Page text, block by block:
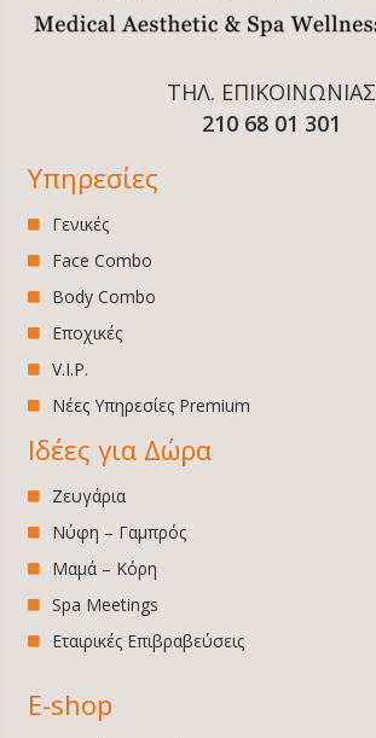
ΤΗΛ. ΕΠΙΚΟΙΝΩΝΙΑΣ
210 68 01 301
Υπηρεσίες
Γενικές
Face Combo
Body Combo
Εποχικές
V.I.P.
Νέες Υπηρεσίες Premium
Ιδέες για Δώρα
Ζευγάρια
Νύφη – Γαμπρός
Μαμά – Κόρη
Spa Meetings
Εταιρικές Επιβραβεύσεις
E-shop